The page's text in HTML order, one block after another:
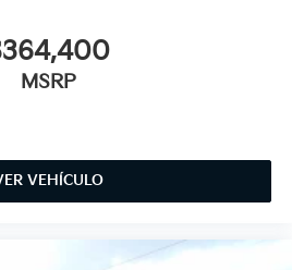
MSRP
VEHÍCULO